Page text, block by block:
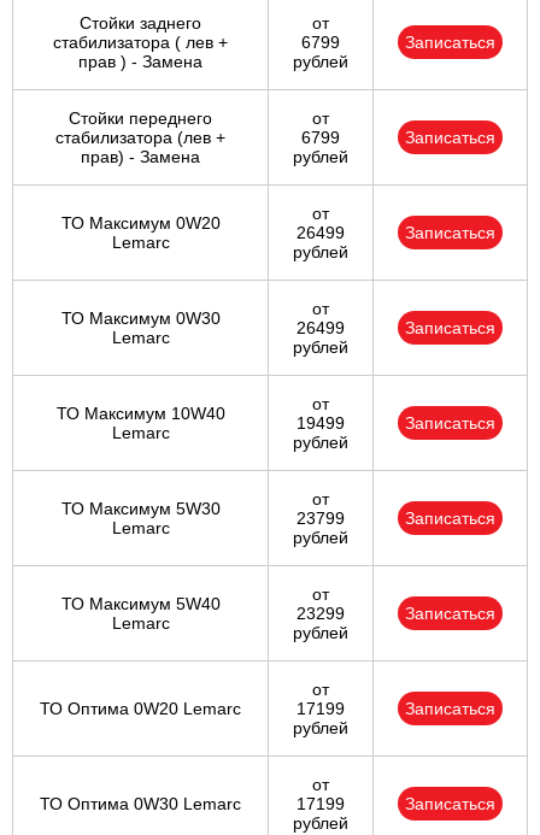
Стойки заднего
стабилизатора ( лев +
прав ) - Замена
от
6799
рублей
Записаться
Стойки переднего
стабилизатора (лев +
прав) - Замена
от
6799
рублей
Записаться
ТО Максимум 0W20
Lemarc
от
26499
рублей
Записаться
ТО Максимум 0W30
Lemarc
от
26499
рублей
Записаться
ТО Максимум 10W40
Lemarc
от
19499
рублей
Записаться
ТО Максимум 5W30
Lemarc
от
23799
рублей
Записаться
ТО Максимум 5W40
Lemarc
от
23299
рублей
Записаться
ТО Оптима 0W20 Lemarc
от
17199
рублей
Записаться
ТО Оптима 0W30 Lemarc
от
17199
рублей
Записаться